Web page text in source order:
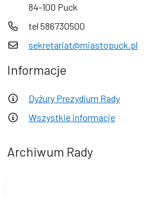
84-100 Puck
tel 586730500
sekretariat@miastopuck.pl
Informacje
Dyżury Prezydium Rady
Wszystkie informacje
Archiwum Rady